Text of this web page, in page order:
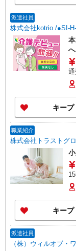
早
派遣社員
株式会社kotrio /●SI-
キープ
職業紹介
株式会社トラスト
キープ
派遣社員
（株）ウィルオブ・